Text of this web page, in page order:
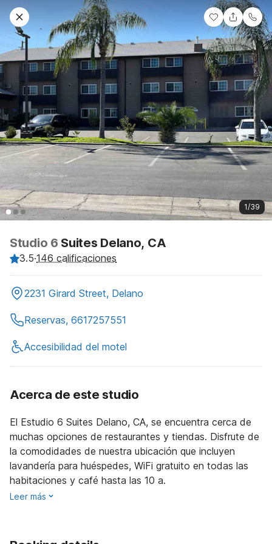
1/39
Studio 6 Suites Delano, CA
3.5·146 calificaciones
2231 Girard Street, Delano
Reservas, 6617257551
Accesibilidad del motel
Acerca de este studio
El Estudio 6 Suites Delano, CA, se encuentra cerca de
muchas opciones de restaurantes y tiendas. Disfrute de
la comodidades de nuestra ubicación que incluyen
lavandería para huéspedes, WiFi gratuito en todas las
habitaciones y café hasta las 10 a.
Leer más